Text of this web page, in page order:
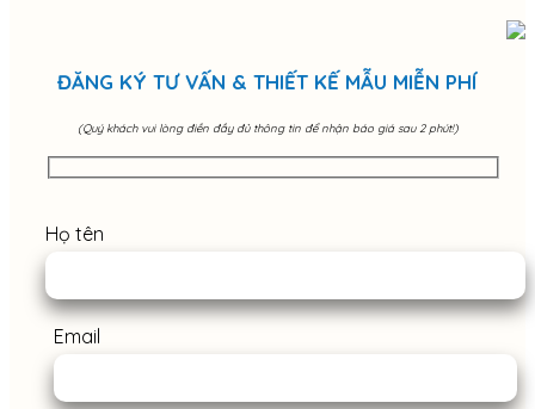
ĐĂNG KÝ TƯ VẤN & THIẾT KẾ MẪU MIỄN PHÍ
(Quý khách vui lòng điền đầy đủ thông tin để nhận báo giá sau 2 phút!)
Họ tên
Email